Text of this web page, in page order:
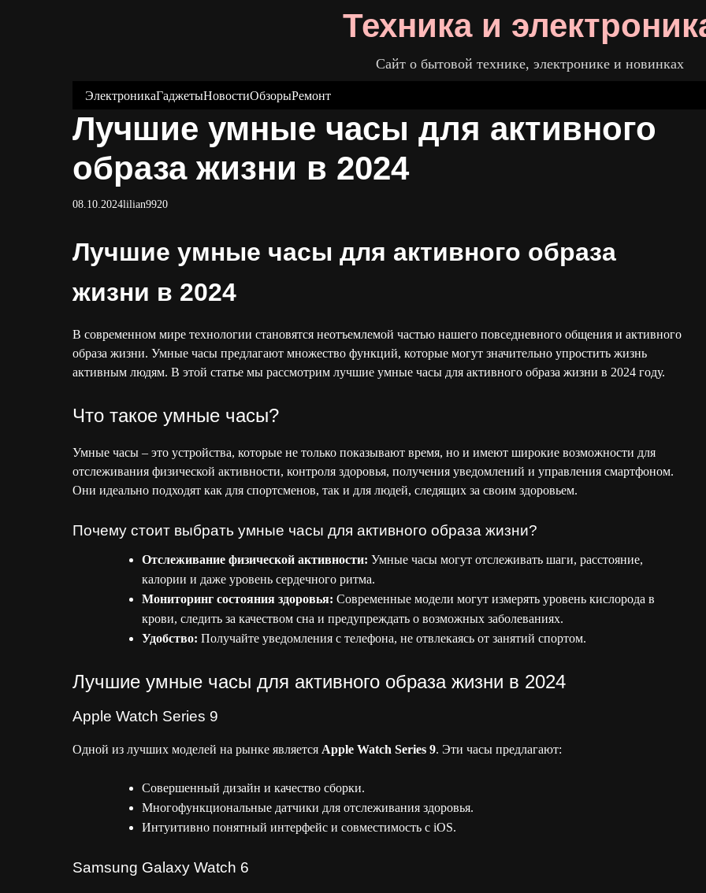
Техника и
Сайт о бытовой технике, электронике и новинках
ЭлектроникаГаджетыНовостиОбзорыРемонт
Лучшие умные часы для активного
образа жизни в 2024
08.10.2024lilian9920
Лучшие умные часы для активного образа
жизни в 2024
В современном мире технологии становятся неотъемлемой частью нашего повседневного общения и активного
образа жизни. Умные часы предлагают множество функций, которые могут значительно упростить жизнь
активным людям. В этой статье мы рассмотрим лучшие умные часы для активного образа жизни в 2024 году.
Что такое умные часы?
Умные часы – это устройства, которые не только показывают время, но и имеют широкие возможности для
отслеживания физической активности, контроля здоровья, получения уведомлений и управления смартфоном.
Они идеально подходят как для спортсменов, так и для людей, следящих за своим здоровьем.
Почему стоит выбрать умные часы для активного образа жизни?
Отслеживание физической активности: Умные часы могут отслеживать шаги, расстояние,
калории и даже уровень сердечного ритма.
Мониторинг состояния здоровья: Современные модели могут измерять уровень кислорода в
крови, следить за качеством сна и предупреждать о возможных заболеваниях.
Удобство: Получайте уведомления с телефона, не отвлекаясь от занятий спортом.
Лучшие умные часы для активного образа жизни в 2024
Apple Watch Series 9
Одной из лучших моделей на рынке является Apple Watch Series 9. Эти часы предлагают:
Совершенный дизайн и качество сборки.
Многофункциональные датчики для отслеживания здоровья.
Интуитивно понятный интерфейс и совместимость с iOS.
Samsung Galaxy Watch 6